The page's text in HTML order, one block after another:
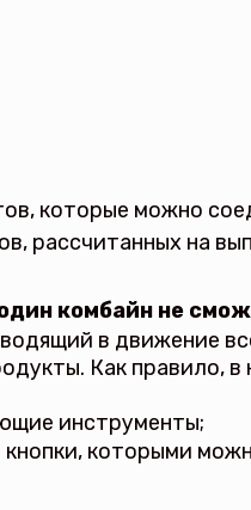
которые можно
рассчитанных на
комбайн не
в движение
Как правило,
инструменты;
которыми